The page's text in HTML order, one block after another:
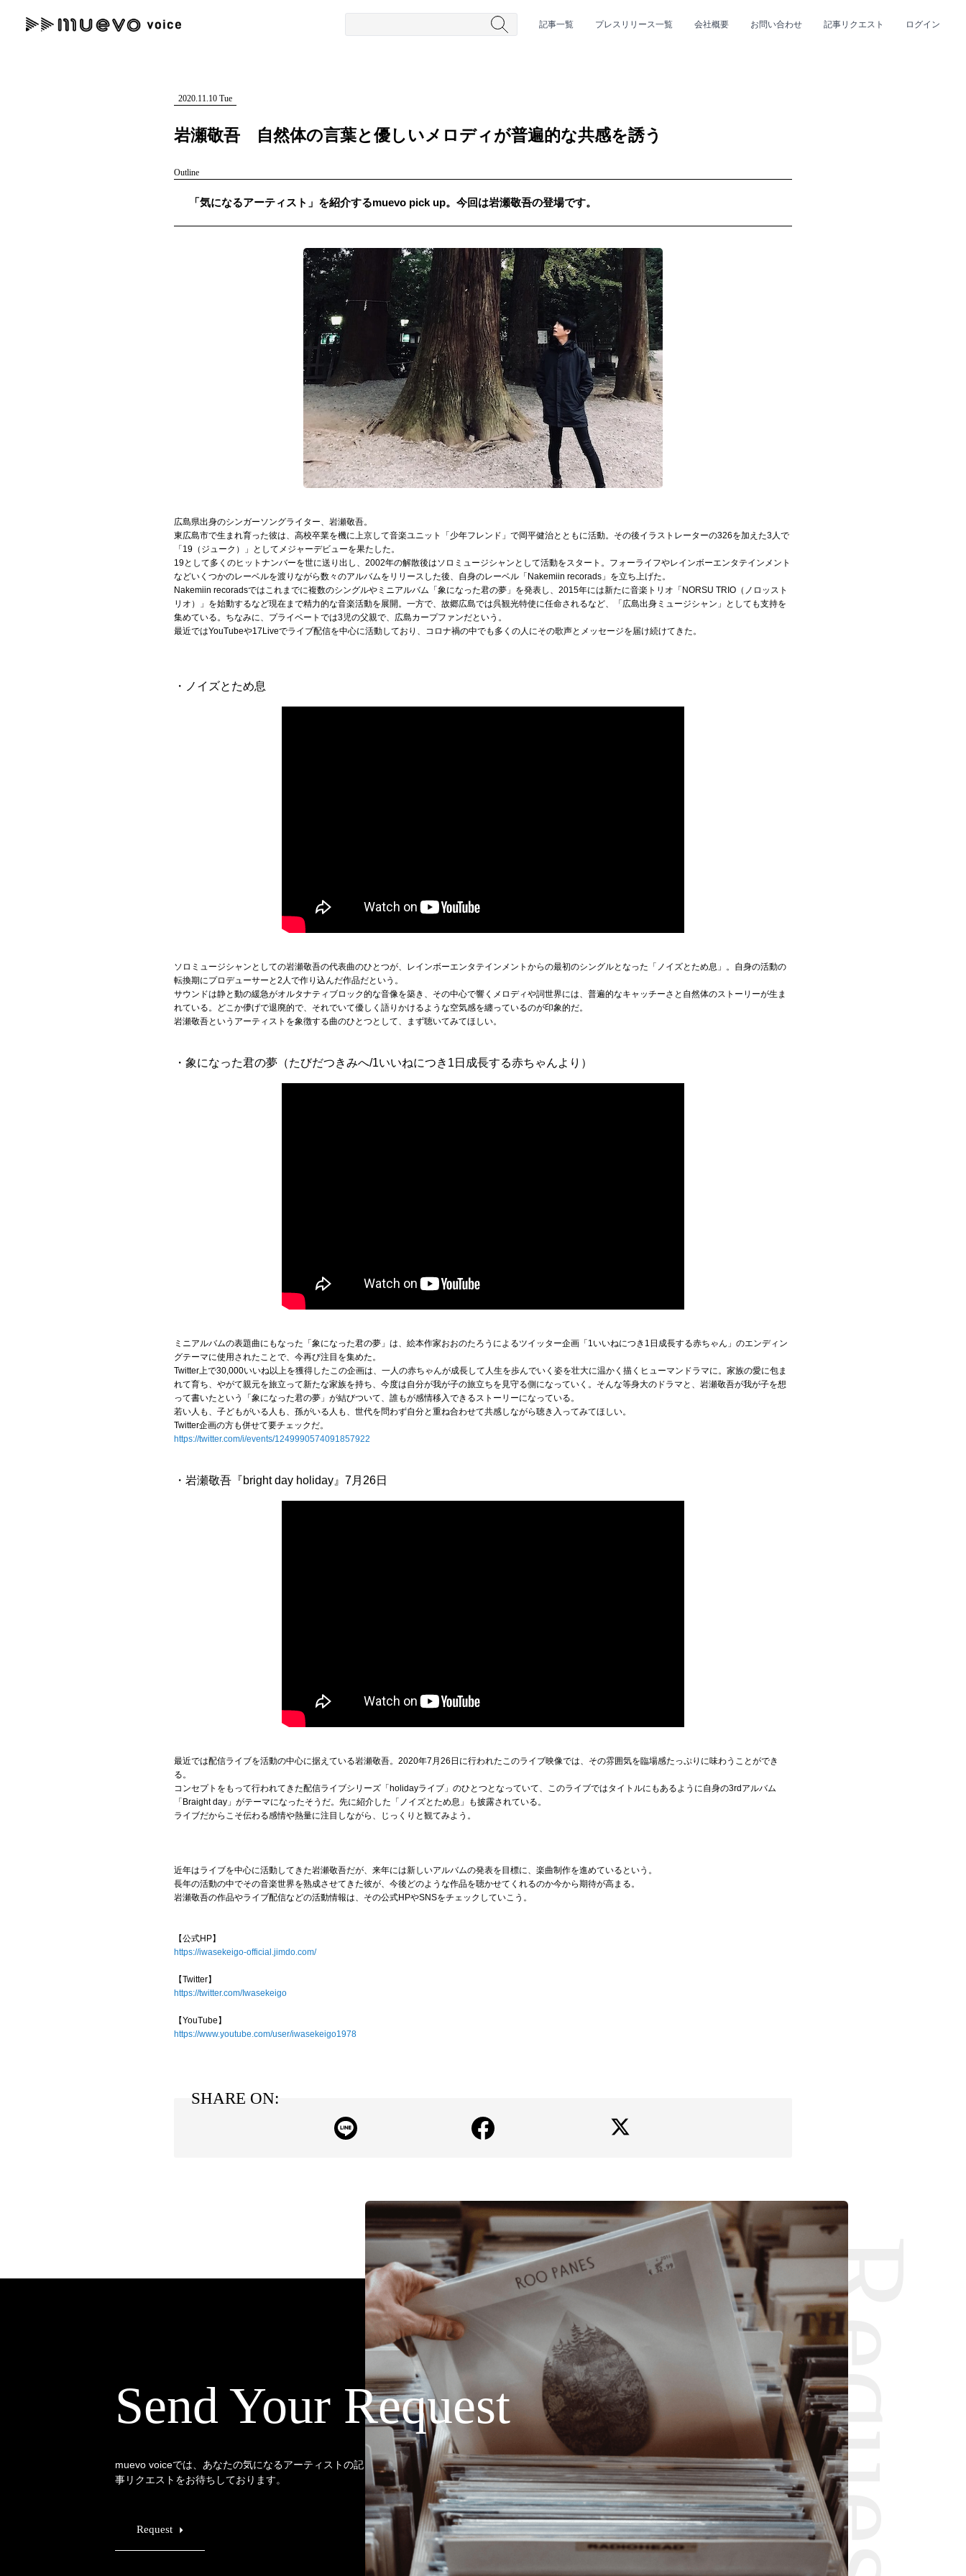
記事一覧 プレスリリース一覧 会社概要 お問い合わせ 記事リクエスト ログイン
#女性SSW #ロック #男性シンガー #HR/HM #女性シンガー #ヒップホップ #男性シンガーグループ #R&B/ソウル
"読者の声を形にする”音楽特化メディア
2020.11.10 Tue
岩瀬敬吾 自然体の言葉と優しいメロディが普遍的な共感を誘う
Outline
「気になるアーティスト」を紹介するmuevo pick up。今回は岩瀬敬吾の登場です。
広島県出身のシンガーソングライター、岩瀬敬吾。
東広島市で生まれ育った彼は、高校卒業を機に上京して音楽ユニット「少年フレンド」で岡平健治とともに活動。その後イラストレーターの326を加えた3人で
「19（ジューク）」としてメジャーデビューを果たした。
19として多くのヒットナンバーを世に送り出し、2002年の解散後はソロミュージシャンとして活動をスタート。フォーライフやレインボーエンタテインメント
などいくつかのレーベルを渡りながら数々のアルバムをリリースした後、自身のレーベル「Nakemiin recorads」を立ち上げた。
Nakemiin recoradsではこれまでに複数のシングルやミニアルバム「象になった君の夢」を発表し、2015年には新たに音楽トリオ「NORSU TRIO（ノロッスト
リオ）」を始動するなど現在まで精力的な音楽活動を展開。一方で、故郷広島では呉観光特使に任命されるなど、「広島出身ミュージシャン」としても支持を
集めている。ちなみに、プライベートでは3児の父親で、広島カープファンだという。
最近ではYouTubeや17Liveでライブ配信を中心に活動しており、コロナ禍の中でも多くの人にその歌声とメッセージを届け続けてきた。
・ノイズとため息
ソロミュージシャンとしての岩瀬敬吾の代表曲のひとつが、レインボーエンタテインメントからの最初のシングルとなった「ノイズとため息」。自身の活動の
転換期にプロデューサーと2人で作り込んだ作品だという。
サウンドは静と動の緩急がオルタナティブロック的な音像を築き、その中心で響くメロディや詞世界には、普遍的なキャッチーさと自然体のストーリーが生ま
れている。どこか儚げで退廃的で、それでいて優しく語りかけるような空気感を纏っているのが印象的だ。
岩瀬敬吾というアーティストを象徴する曲のひとつとして、まず聴いてみてほしい。
・象になった君の夢（たびだつきみへ/1いいねにつき1日成長する赤ちゃんより）
ミニアルバムの表題曲にもなった「象になった君の夢」は、絵本作家おおのたろうによるツイッター企画「1いいねにつき1日成長する赤ちゃん」のエンディン
グテーマに使用されたことで、今再び注目を集めた。
Twitter上で30,000いいね以上を獲得したこの企画は、一人の赤ちゃんが成長して人生を歩んでいく姿を壮大に温かく描くヒューマンドラマに。家族の愛に包ま
れて育ち、やがて親元を旅立って新たな家族を持ち、今度は自分が我が子の旅立ちを見守る側になっていく。そんな等身大のドラマと、岩瀬敬吾が我が子を想
って書いたという「象になった君の夢」が結びついて、誰もが感情移入できるストーリーになっている。
若い人も、子どもがいる人も、孫がいる人も、世代を問わず自分と重ね合わせて共感しながら聴き入ってみてほしい。
Twitter企画の方も併せて要チェックだ。
https://twitter.com/i/events/1249990574091857922
・岩瀬敬吾『bright day holiday』7月26日
最近では配信ライブを活動の中心に据えている岩瀬敬吾。2020年7月26日に行われたこのライブ映像では、その雰囲気を臨場感たっぷりに味わうことができ
る。
コンセプトをもって行われてきた配信ライブシリーズ「holidayライブ」のひとつとなっていて、このライブではタイトルにもあるように自身の3rdアルバム
「Braight day」がテーマになったそうだ。先に紹介した「ノイズとため息」も披露されている。
ライブだからこそ伝わる感情や熱量に注目しながら、じっくりと観てみよう。
近年はライブを中心に活動してきた岩瀬敬吾だが、来年には新しいアルバムの発表を目標に、楽曲制作を進めているという。
長年の活動の中でその音楽世界を熟成させてきた彼が、今後どのような作品を聴かせてくれるのか今から期待が高まる。
岩瀬敬吾の作品やライブ配信などの活動情報は、その公式HPやSNSをチェックしていこう。
【公式HP】
https://iwasekeigo-official.jimdo.com/
【Twitter】
https://twitter.com/Iwasekeigo
【YouTube】
https://www.youtube.com/user/iwasekeigo1978
SHARE ON:
Request
Send Your Request
muevo voiceでは、あなたの気になるアーティストの記
事リクエストをお待ちしております。
Request